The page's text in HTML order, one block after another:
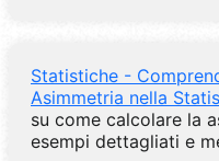
Statistiche -
Asimmetria nella
su come calcolare la
esempi dettagliati e